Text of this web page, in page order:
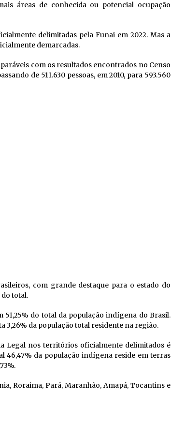
áreas de conhecida ou potencial ocupação
delimitadas pela Funai em 2022. Mas a
demarcadas.
com os resultados encontrados no Censo
de 511.630 pessoas, em 2010, para 593.560
com grande destaque para o estado do
total.
do total da população indígena do Brasil.
3,26% da população total residente na região.
Legal nos territórios oficialmente delimitados é
46,47% da população indígena reside em terras
Roraima, Pará, Maranhão, Amapá, Tocantins e